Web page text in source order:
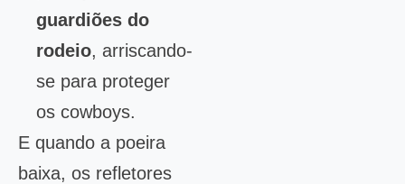
guardiões do
rodeio, arriscando-
se para proteger
os cowboys.
E quando a poeira
baixa, os refletores